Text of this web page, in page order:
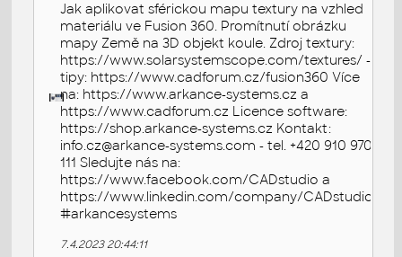
Jak aplikovat sférickou mapu textury na vzhled
materiálu ve Fusion 360. Promítnutí obrázku
mapy Země na 3D objekt koule. Zdroj textury:
https://www.solarsystemscope.com/textures/ -
tipy: https://www.cadforum.cz/fusion360 Více
na: https://www.arkance-systems.cz a
https://www.cadforum.cz Licence software:
https://shop.arkance-systems.cz Kontakt:
info.cz@arkance-systems.com - tel. +420 910 970
111 Sledujte nás na:
https://www.facebook.com/CADstudio a
https://www.linkedin.com/company/CADstudio
#arkancesystems
7.4.2023 20:44:11